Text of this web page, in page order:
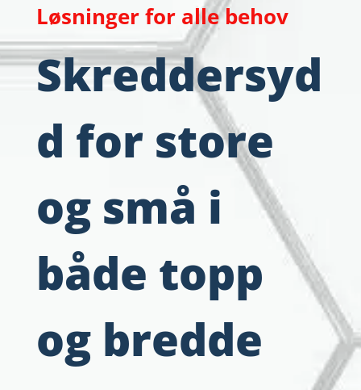
Løsninger for alle behov
Skreddersyd
d for store
og små i
både topp
og bredde